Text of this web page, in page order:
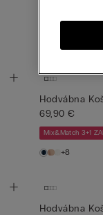
Mix&Match 3+1
Hodvábna
69,90 €
Mix&Match 3+1
+8
Hodvábna